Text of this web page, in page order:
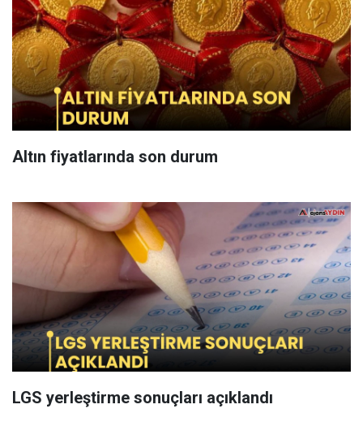
Altın fiyatlarında son durum
LGS yerleştirme sonuçları açıklandı